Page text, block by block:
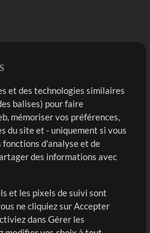
Compte
Connexion
S'inscrire
et des technologies similaires
balises) pour faire
mémoriser vos préférences,
du site et - uniquement si vous
d'analyse et de
des informations avec
et les pixels de suivi sont
ne cliquiez sur Accepter
dans Gérer les